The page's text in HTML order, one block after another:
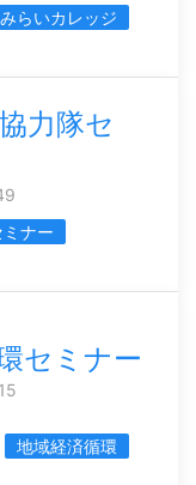
みらいカレッジ
力隊セ
ナー
セミナー
地域経済循環